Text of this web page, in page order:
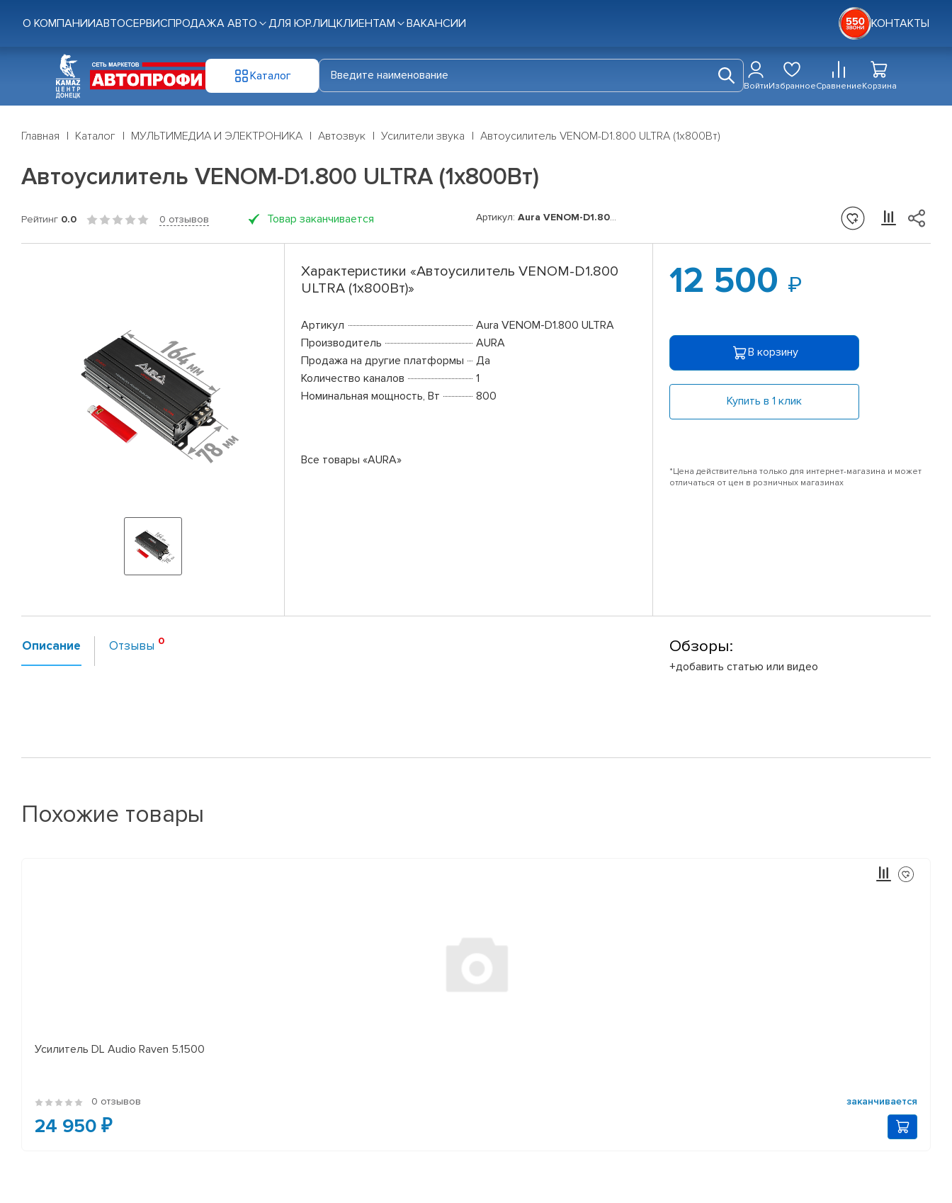
О КОМПАНИИАВТОСЕРВИСПРОДАЖА АВТО ДЛЯ ЮР.ЛИЦКЛИЕНТАМ ВАКАНСИИ КОНТАКТЫ
Каталог
ВойтиИзбранноеСравнениеКорзина
Главная Каталог МУЛЬТИМЕДИА И ЭЛЕКТРОНИКА Автозвук Усилители звука Автоусилитель VENOM-D1.800 ULTRA (1x800Вт)
Автоусилитель VENOM-D1.800 ULTRA (1x800Вт)
Рейтинг 0.0 0 отзывов Товар заканчивается Артикул: Aura VENOM-D1.800 ULTRA
Характеристики «Автоусилитель VENOM-D1.800
ULTRA (1x800Вт)»
Артикул
Aura VENOM-D1.800 ULTRA
Производитель
AURA
Продажа на другие платформы
Да
Количество каналов
1
Номинальная мощность, Вт
800
Все товары «AURA»
12 500
В корзину
Купить в 1 клик
*Цена действительна только для интернет-магазина и может
отличаться от цен в розничных магазинах
Описание Отзывы Обзоры:
+добавить статью или видео
Похожие товары
Усилитель DL Audio Raven 5.1500
0 отзывов заканчивается
24 950 ₽